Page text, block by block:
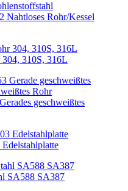
Nahtloses Rohr/Kessel
304, 310S, 316L
geschweißtes
SA588 SA387